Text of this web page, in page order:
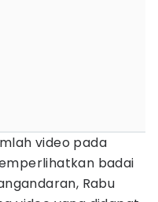
video pada
badai
Rabu